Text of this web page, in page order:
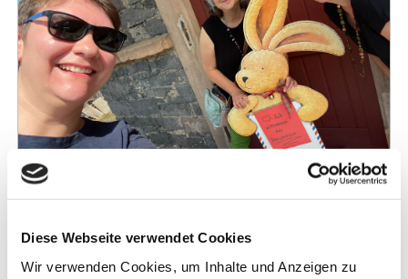
Diese Webseite verwendet Cookies
Wir verwenden Cookies, um Inhalte und Anzeigen zu
SPONSOREN UND PARTNER
ÜBER UNS / BILDERGALERIE
Wo
Hauptstr. 42 · 66459 Kirkel-Limbach